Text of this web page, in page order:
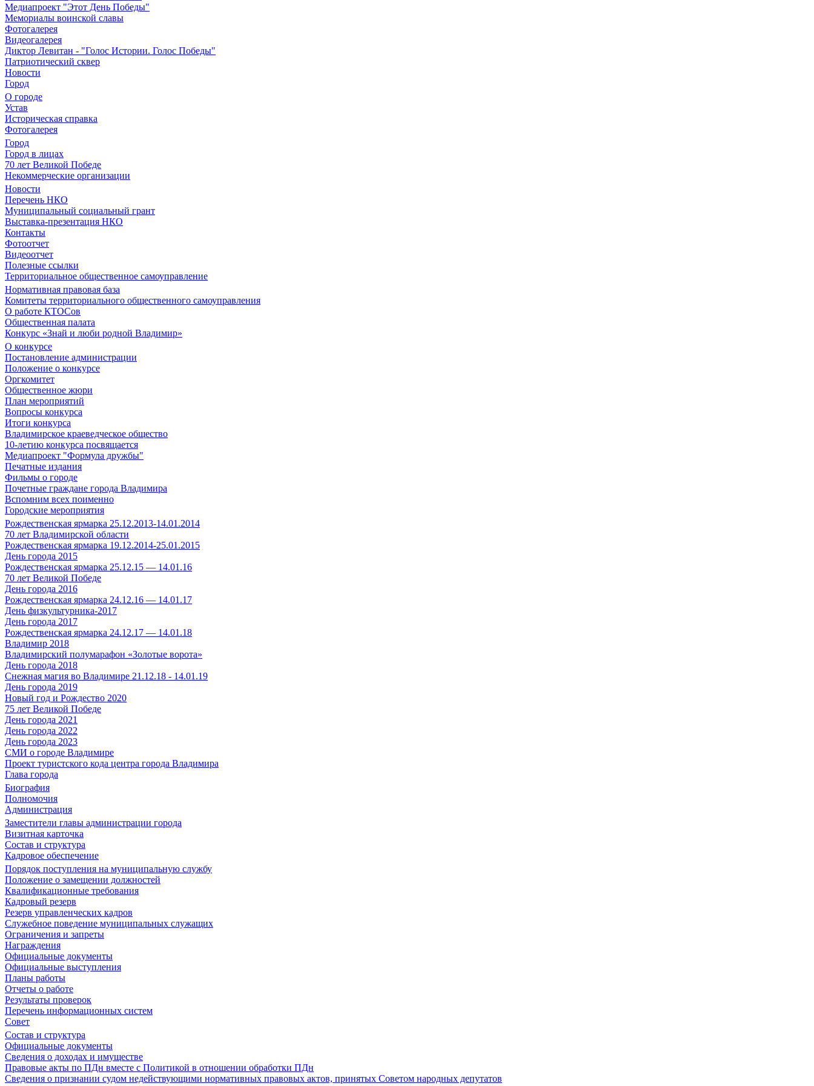
Медиапроект "Этот День Победы"
Мемориалы воинской славы
Фотогалерея
Видеогалерея
Диктор Левитан - "Голос Истории. Голос Победы"
Патриотический сквер
Новости
Город
О городе
Устав
Историческая справка
Фотогалерея
Город
Город в лицах
70 лет Великой Победе
Некоммерческие организации
Новости
Перечень НКО
Муниципальный социальный грант
Выставка-презентация НКО
Контакты
Фотоотчет
Видеоотчет
Полезные ссылки
Территориальное общественное самоуправление
Нормативная правовая база
Комитеты территориального общественного самоуправления
О работе КТОСов
Общественная палата
Конкурс «Знай и люби родной Владимир»
О конкурсе
Постановление администрации
Положение о конкурсе
Оргкомитет
Общественное жюри
План мероприятий
Вопросы конкурса
Итоги конкурса
Владимирское краеведческое общество
10-летию конкурса посвящается
Медиапроект "Формула дружбы"
Печатные издания
Фильмы о городе
Почетные граждане города Владимира
Вспомним всех поименно
Городские мероприятия
Рождественская ярмарка 25.12.2013-14.01.2014
70 лет Владимирской области
Рождественская ярмарка 19.12.2014-25.01.2015
День города 2015
Рождественская ярмарка 25.12.15 — 14.01.16
70 лет Великой Победе
День города 2016
Рождественская ярмарка 24.12.16 — 14.01.17
День физкультурника-2017
День города 2017
Рождественская ярмарка 24.12.17 — 14.01.18
Владимир 2018
Владимирский полумарафон «Золотые ворота»
День города 2018
Снежная магия во Владимире 21.12.18 - 14.01.19
День города 2019
Новый год и Рождество 2020
75 лет Великой Победе
День города 2021
День города 2022
День города 2023
СМИ о городе Владимире
Проект туристского кода центра города Владимира
Глава города
Биография
Полномочия
Администрация
Заместители главы администрации города
Визитная карточка
Состав и структура
Кадровое обеспечение
Порядок поступления на муниципальную службу
Положение о замещении должностей
Квалификационные требования
Кадровый резерв
Резерв управленческих кадров
Служебное поведение муниципальных служащих
Ограничения и запреты
Награждения
Официальные документы
Официальные выступления
Планы работы
Отчеты о работе
Результаты проверок
Перечень информационных систем
Совет
Состав и структура
Официальные документы
Сведения о доходах и имуществе
Правовые акты по ПДн вместе с Политикой в отношении обработки ПДн
Сведения о признании судом недействующими нормативных правовых актов, принятых Советом народных депутатов